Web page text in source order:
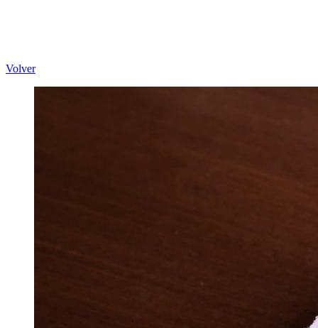
Volver